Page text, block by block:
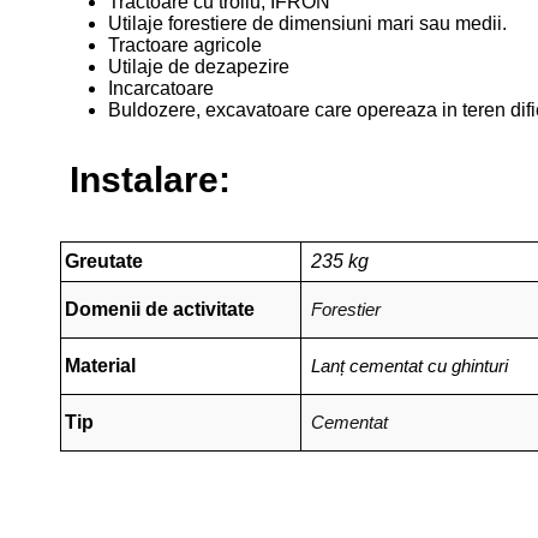
Utilaje forestiere de dimensiuni mari sau medii.
Tractoare agricole
Utilaje de dezapezire
Incarcatoare
Buldozere, excavatoare care opereaza in teren
Instalare:
Greutate 235 kg
Domenii de activitate Forestier
Material Lanț cementat cu ghinturi
Tip Cementat